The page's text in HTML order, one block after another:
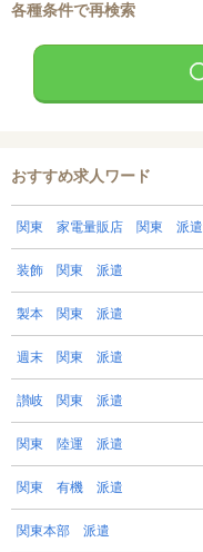
各種条件で再検索
おすすめ求人ワード
関東 家電量販店 関東 派遣
装飾 関東 派遣
製本 関東 派遣
週末 関東 派遣
讃岐 関東 派遣
関東 陸運 派遣
関東 有機 派遣
関東本部 派遣